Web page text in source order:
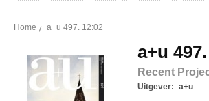
Home a+u 497. 12:02
a+u
Recent
Uitgever: a+u